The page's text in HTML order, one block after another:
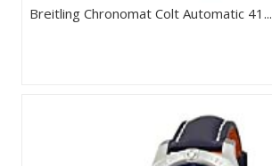
Breitling Chronomat Colt Automatic 41...